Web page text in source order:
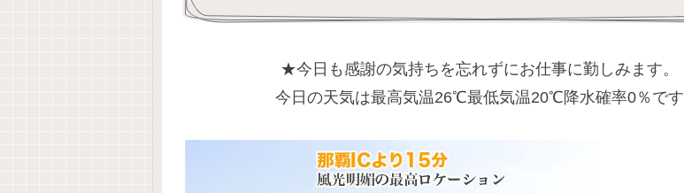
★今日も感謝の気持ちを忘れずにお仕事に勤しみます。
今日の天気は最高気温26℃最低気温20℃降水確率0％です